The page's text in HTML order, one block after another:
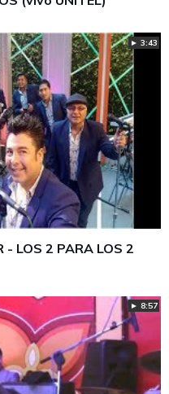
► 3:43
- LOS 2 PARA LOS 2
► 8:57